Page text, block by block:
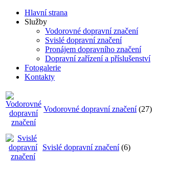
Hlavní strana
Služby
Vodorovné dopravní značení
Svislé dopravní značení
Pronájem dopravního značení
Dopravní zařízení a příslušenství
Fotogalerie
Kontakty
Vodorovné dopravní značení (27)
Svislé dopravní značení (6)